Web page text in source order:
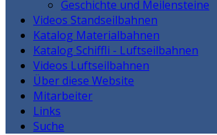
Geschichte und Meilensteine
Videos Standseilbahnen
Katalog Materialbahnen
Katalog Schiffli - Luftseilbahnen
Videos Luftseilbahnen
Über diese Website
Mitarbeiter
Links
Suche